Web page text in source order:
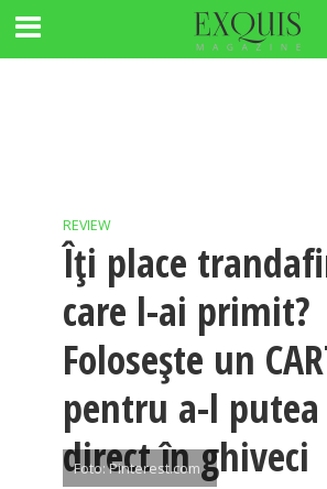
REVIEW
Îți place
care l-ai primit?
Folosește un
pentru a-l
direct în ghiveci
Foto: Pinterest.com